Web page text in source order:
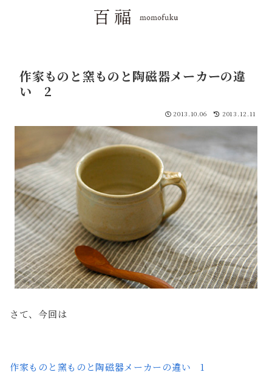
作家ものと窯ものと陶磁器メーカーの違
い 2
2013.10.06 2013.12.11
さて、今回は
作家ものと窯ものと陶磁器メーカーの違い 1